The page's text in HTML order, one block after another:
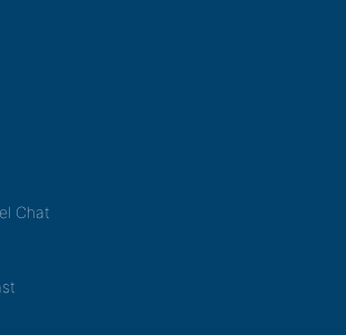
Chat